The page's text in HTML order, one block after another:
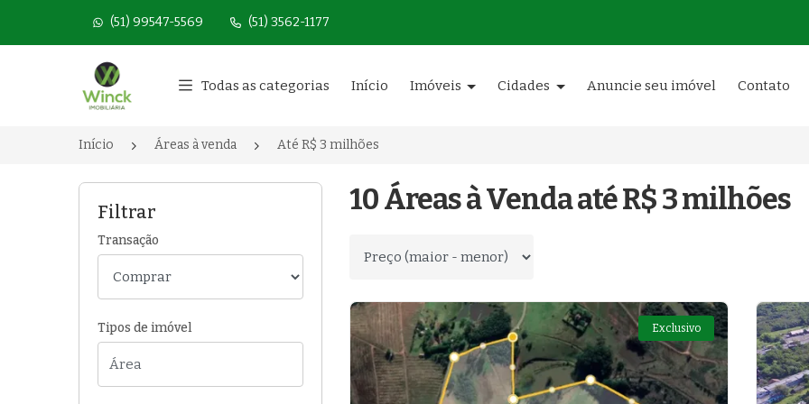
(51) 99547-5569 (51) 3562-1177
Página inicial
Todas as categorias Início Imóveis Cidades Anuncie seu imóvel Contato
Início Áreas à venda Até R$ 3 milhões
Filtrar
Transação
Tipos de imóvel
10 Áreas à Venda até R$ 3 milhões
Ordenar por
Exclusivo